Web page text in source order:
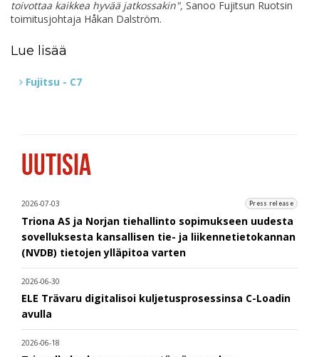
toivottaa kaikkea hyvää jatkossakin", Sanoo Fujitsun Ruotsin
toimitusjohtaja Håkan Dalström.
Lue lisää
Fujitsu - C7
UUTISIA
2026-07-03 Press release
Triona AS ja Norjan tiehallinto sopimukseen uudesta
sovelluksesta kansallisen tie- ja liikennetietokannan
(NVDB) tietojen ylläpitoa varten
2026-06-30
ELE Trävaru digitalisoi kuljetusprosessinsa C-Loadin
avulla
2026-06-18